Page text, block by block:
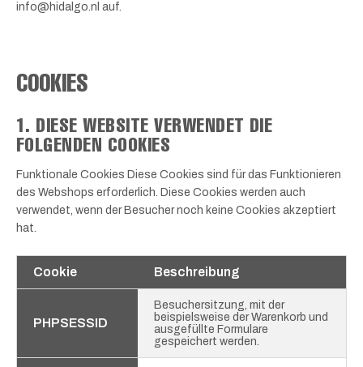
info@hidalgo.nl auf.
COOKIES
1. DIESE WEBSITE VERWENDET DIE
FOLGENDEN COOKIES
Funktionale Cookies Diese Cookies sind für das Funktionieren
des Webshops erforderlich. Diese Cookies werden auch
verwendet, wenn der Besucher noch keine Cookies akzeptiert
hat.
Cookie Beschreibung
PHPSESSID
Besuchersitzung, mit der
beispielsweise der Warenkorb und
ausgefüllte Formulare
gespeichert werden.